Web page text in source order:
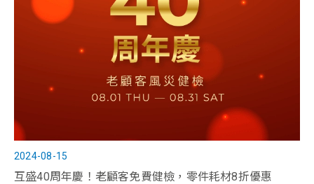
2024-08-15
互盛40周年慶！老顧客免費健檢，零件耗材8折優惠